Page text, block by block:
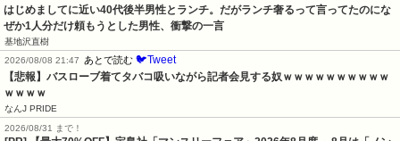
はじめましてに近い40代後半男性とランチ。だがランチ奢るって言ってたのにな
ぜか1人分だけ頼もうとした男性、衝撃の一言
基地沢直樹
2026/08/08 21:47
あとで読む 🐦Tweet
【悲報】バスローブ着てタバコ吸いながら記者会見する奴ｗｗｗｗｗｗｗｗｗｗ
ｗｗｗｗ
なんJ PRIDE
2026/08/31 まで！